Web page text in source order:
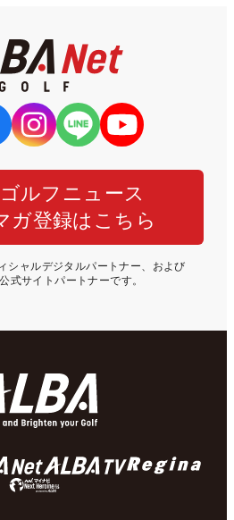
ルフニュース
ガ登録はこちら
シャルデジタルパートナー、および
式サイトパートナーです。